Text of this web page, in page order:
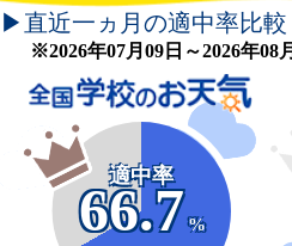
▶直近一ヵ月の適中率比較
※2026年07月09日～2026年08
適中率
66.7
%